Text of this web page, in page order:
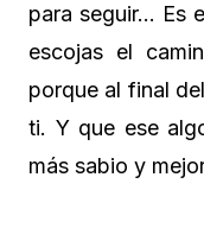
para seguir… Es
escojas el
porque al final
ti. Y que ese
más sabio y